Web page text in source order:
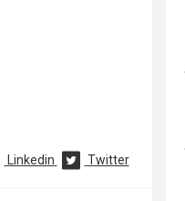
Linkedin Twitter